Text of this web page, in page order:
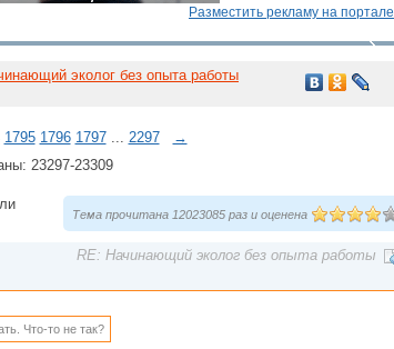
Разместить рекламу на портале
эколог без опыта работы
1795 1796 1797... 2297
→
23297-23309
Тема прочитана 12023085 раз и оценена
RE: Начинающий эколог без опыта работы
Что-то не так?